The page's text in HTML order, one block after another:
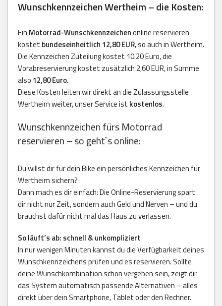
Wunschkennzeichen Wertheim – die Kosten:
Ein Motorrad-Wunschkennzeichenonline reservieren
kostet bundeseinheitlich 12,80 EUR, so auch in Wertheim.
Die Kennzeichen Zuteilung kostet 10.20 Euro, die
Vorabreservierung kostet zusätzlich 2,60 EUR, in Summe
also 12,80 Euro.
Diese Kosten leiten wir direkt an die Zulassungsstelle
Wertheim weiter, unser Service ist kostenlos.
Wunschkennzeichen fürs Motorrad
reservieren – so geht`s online:
Du willst dir für dein Bike ein persönliches Kennzeichen für
Wertheim sichern?
Dann mach es dir einfach: Die Online-Reservierung spart
dir nicht nur Zeit, sondern auch Geld und Nerven – und du
brauchst dafür nicht mal das Haus zu verlassen.
So läuft’s ab: schnell & unkompliziert
In nur wenigen Minuten kannst du die Verfügbarkeit deines
Wunschkennzeichens prüfen und es reservieren. Sollte
deine Wunschkombination schon vergeben sein, zeigt dir
das System automatisch passende Alternativen – alles
direkt über dein Smartphone, Tablet oder den Rechner.